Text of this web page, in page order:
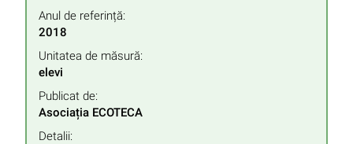
Anul de referință:
2018
Unitatea de măsură:
elevi
Publicat de:
Asociația ECOTECA
Detalii: